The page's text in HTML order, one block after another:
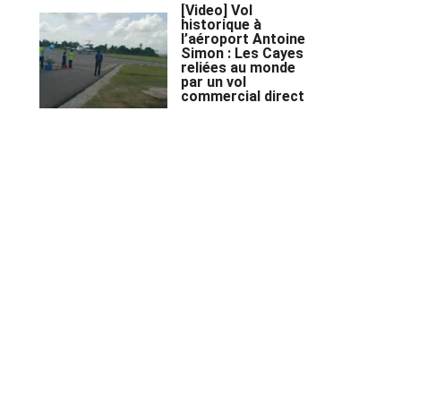
[Video] Vol
historique à
l’aéroport Antoine
Simon : Les Cayes
reliées au monde
par un vol
commercial direct